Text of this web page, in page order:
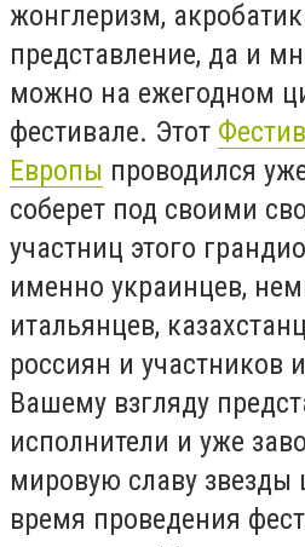
жонглеризм,
представление, да и
можно на ежегодном
фестивале. Этот
Европы проводился
соберет под своими
участниц этого
именно украинцев,
итальянцев,
россиян и участников
Вашему взгляду
исполнители и уже
мировую славу звезды
время проведения